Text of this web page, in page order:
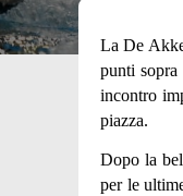
LaDe
punti
incontro
piazza.
Dopo la
per le